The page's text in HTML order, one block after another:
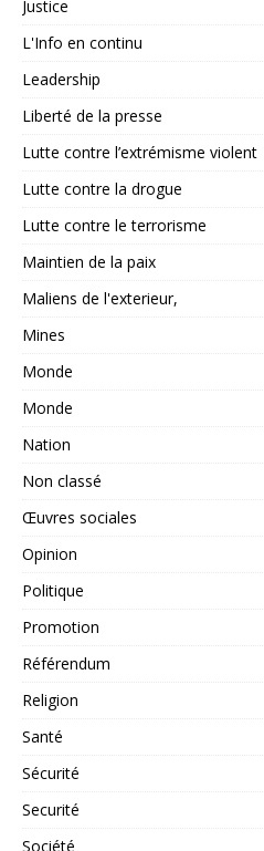
Justice
L'Info en continu
Leadership
Liberté de la presse
Lutte contre l’extrémisme violent
Lutte contre la drogue
Lutte contre le terrorisme
Maintien de la paix
Maliens de l'exterieur,
Mines
Monde
Monde
Nation
Non classé
Œuvres sociales
Opinion
Politique
Promotion
Référendum
Religion
Santé
Sécurité
Securité
Société